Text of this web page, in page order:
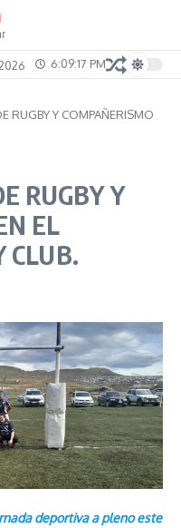
6:09:17 PM
RUGBY Y COMPAÑERISMO
RUGBY Y
EL
CLUB.
deportiva a pleno este